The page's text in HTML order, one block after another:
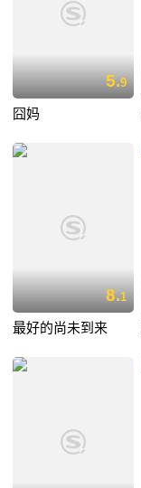
5.9
囧妈
8.1
最好的尚未到来